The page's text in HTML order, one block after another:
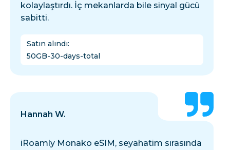
kolaylaştırdı. İç mekanlarda bile sinyal gücü
sabitti.
Satın alındı:
50GB-30-days-total
Hannah W.
iRoamly Monako eSIM, seyahatim sırasında